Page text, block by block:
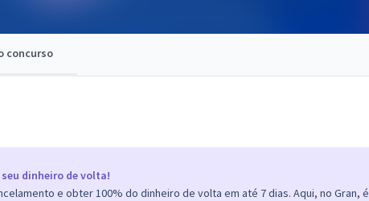
concurso
dinheiro de volta!
e obter 100% do dinheiro de volta em até 7 dias. Aqui, no Gran, é